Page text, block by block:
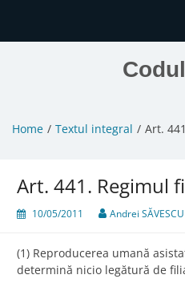
Home Textul integral Art.
Art. 441. Regimul
10/05/2011 Andrei SĂVESCU
(1) Reproducerea umană
determină nicio legătură de